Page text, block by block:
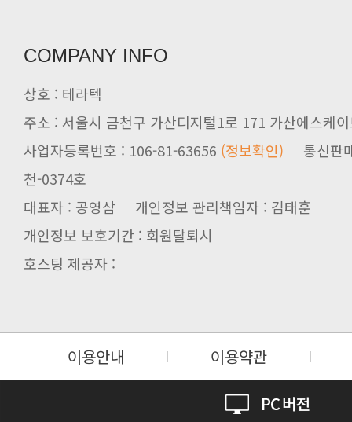
COMPANY INFO
상호 : 테라텍
주소 : 서울시 금천구 가산디지털1로 171 가산에스케
사업자등록번호 : 106-81-63656 (정보확인)
천-0374호
대표자 : 공영삼 개인정보 관리책임자 : 김태훈
개인정보 보호기간 : 회원탈퇴시
호스팅 제공자 :
이용안내 이용약관